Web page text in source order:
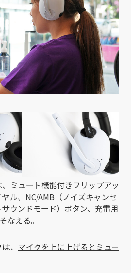
ミュート機能付きフリップアッ
ル、 NC/AMB （ノイズキャンセ
ウンドモード）ボタン、充電用
なえる。
、 マイクを上に上げるとミュー